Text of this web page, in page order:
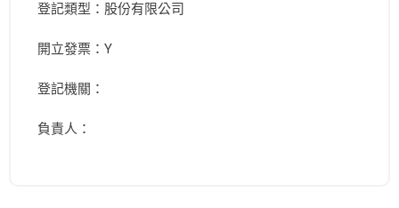
登記類型：股份有限公司
開立發票：Y
登記機關：
負責人：